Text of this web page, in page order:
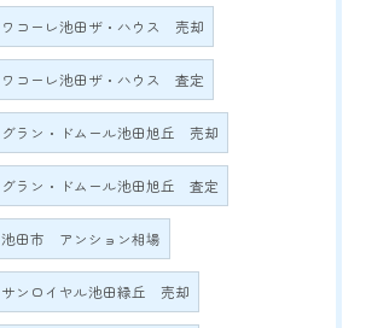
ワコーレ池田ザ・ハウス 売却
ワコーレ池田ザ・ハウス 査定
グラン・ドムール池田旭丘 売却
グラン・ドムール池田旭丘 査定
池田市 アンション相場
サンロイヤル池田緑丘 売却